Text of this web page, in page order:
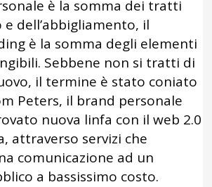
è la somma dei tratti
dell’abbigliamento, il
è la somma degli elementi
Sebbene non si tratti di
il termine è stato coniato
Peters, il brand personale
nuova linfa con il web 2.0
attraverso servizi che
comunicazione ad un
a bassissimo costo.